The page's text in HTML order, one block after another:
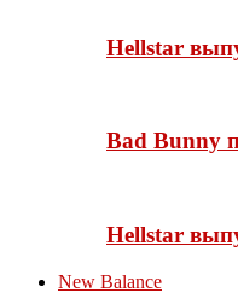
Hellstar
Bad Bunny
Hellstar
New Balance